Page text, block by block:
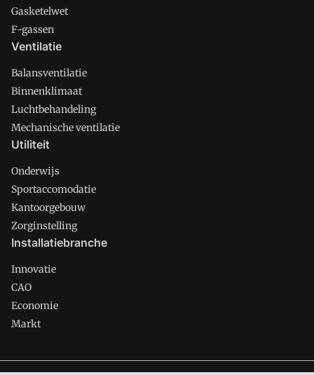
Gasketelwet
F-gassen
Ventilatie
Balansventilatie
Binnenklimaat
Luchtbehandeling
Mechanische ventilatie
Utiliteit
Onderwijs
Sportaccomodatie
Kantoorgebouw
Zorginstelling
Installatiebranche
Innovatie
CAO
Economie
Markt